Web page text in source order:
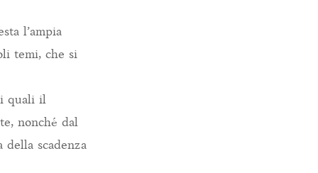
l’ampia
temi, che si
quali il
nonché dal
scadenza